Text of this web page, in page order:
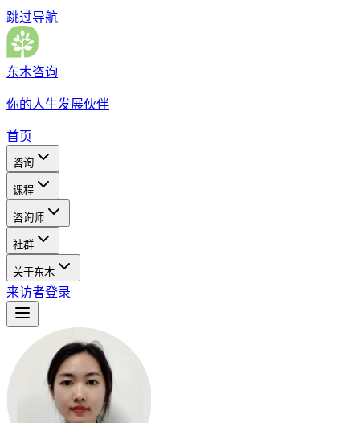
跳过导航
东木咨询
你的人生发展伙伴
首页
咨询
课程
咨询师
社群
关于东木
来访者登录